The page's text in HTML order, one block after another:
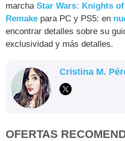
marchaStar Wars: Knights
Remake para PC y PS5: en
encontrar detalles sobre su
exclusividad y más detalles.
Cristina M.
OFERTAS